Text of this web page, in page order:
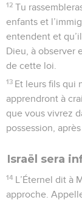
12 Tu
enfants et
entendent et
Dieu, à observer
de cette loi.
13 Et leurs fils qui
apprendront à
que vous vivrez
possession,
Israël sera
14 L’Éternel dit à
approche.